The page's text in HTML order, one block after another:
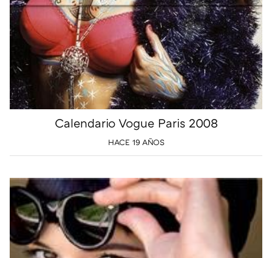
Calendario Vogue Paris 2008
HACE 19 AÑOS